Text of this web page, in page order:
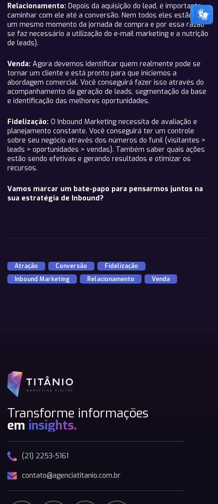
Relacionamento: Depois da aquisição do lead, é importante
caminhar com ele até a conversão. Nem todos eles estão em
um mesmo momento da jornada de compra e por essa razão
se faz necessário a utilização do e-mail marketing e a nutrição
de leads).
Venda: Agora devemos identificar quem realmente pode se
tornar um cliente e está pronto para que iniciemos a
abordagem comercial. Você conseguirá fazer isso através do
acompanhamento da geração de leads, segmentação da base
e identificação das melhores oportunidades.
Fidelização: O Inbound Marketing necessita de avaliação e
planejamento constante. Você conseguirá ter um controle
sobre seu negócio através dos números do funil (visitantes >
leads > oportunidades > vendas). Também saber quais ações
estão sendo efetivas e gerando resultados e otimizar os
recursos.
Vamos marcar um bate-papo para pensarmos juntos na
sua estratégia de Inbound?
Atração Conversão Fidelização
Inbound Marketing
Relacionamento Venda
Transforme informações
em insights.
(21) 2253-5161
contato@agenciatitanio.com.br